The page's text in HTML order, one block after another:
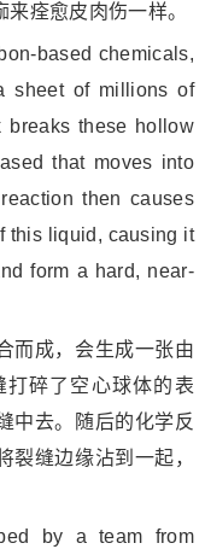
痊愈皮肉伤一样。
based chemicals,
sheet of millions of
breaks these hollow
that moves into
then causes
this liquid, causing it
form a hard, near-
而成，会生成一张由
碎了空心球体的表
中去。随后的化学反
裂缝边缘沾到一起，
by a team from